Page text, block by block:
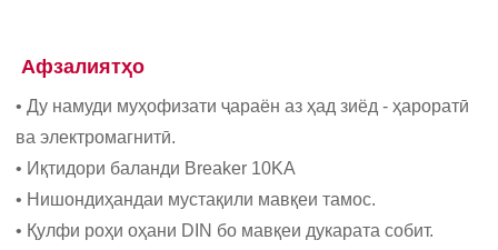
Афзалиятҳо
• Ду намуди муҳофизати ҷараён аз ҳад зиёд - ҳароратӣ
ва электромагнитӣ.
• Иқтидори баланди Breaker 10KA
• Нишондиҳандаи мустақили мавқеи тамос.
• Қулфи роҳи оҳани DIN бо мавқеи дукарата собит.